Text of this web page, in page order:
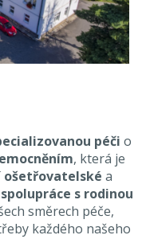
péči o
, která je
ošetřovatelské a
spolupráce s rodinou
směrech péče,
každého našeho